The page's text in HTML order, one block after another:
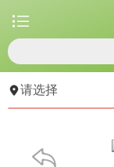

请选择
